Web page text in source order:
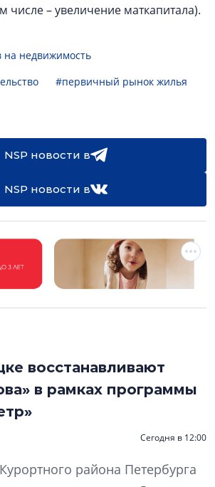
числе – увеличение маткапитала).
на недвижимость
#первичный рынок жилья
NSP новости в
NSP новости в
восстанавливают
в рамках программы
Сегодня в 12:00
района Петербурга